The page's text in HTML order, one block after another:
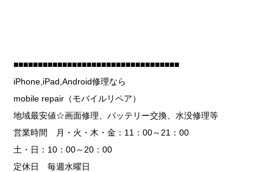
■■■■■■■■■■■■■■■■■■■■■■■■■■■■■■■■■■
iPhone,iPad,Android修理なら
mobile repair（モバイルリペア）
地域最安値☆画面修理、バッテリー交換、水没修理等
営業時間 月・火・木・金：11：00～21：00
土・日：10：00～20：00
定休日 毎週水曜日